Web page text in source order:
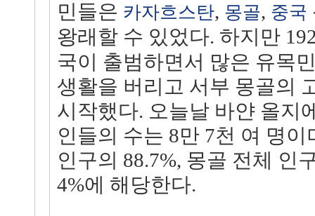
민들은 카자흐스탄, 몽골, 중국
왕래할 수 있었다. 하지만
국이 출범하면서 많은 유목
생활을 버리고 서부 몽골의
시작했다. 오늘날 바얀 올지
인들의 수는 8만 7천 여 명
인구의 88.7%, 몽골 전체 인
4%에 해당한다.